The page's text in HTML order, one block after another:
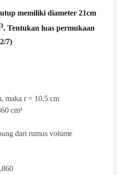
memiliki diameter 21cm
3. Tentukan luas permukaan
7)
maka r = 10,5 cm
dari rumus volume